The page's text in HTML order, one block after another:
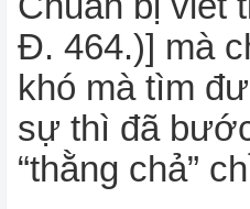
Đ. 464.)] mà
khó mà tìm
sự thì đã
“thằng chả”